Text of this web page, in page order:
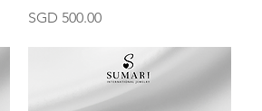
價格
SGD 500.00